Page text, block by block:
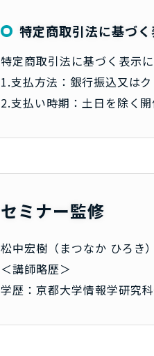
特定商取引法に基づく
特定商取引法に基づく表示
1.支払方法：銀行振込又は
2.支払い時期：土日を除く
セミナー監修
松中宏樹（まつなか ひろき）
＜講師略歴＞
学歴：京都大学情報学研究